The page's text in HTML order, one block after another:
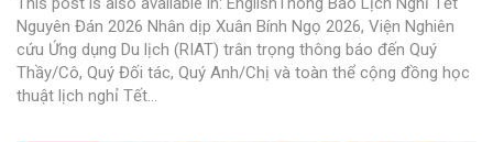
Nguyên Đán 2026 Nhân dịp Xuân Bính Ngọ 2026, Viện Nghiên
cứu Ứng dụng Du lịch (RIAT) trân trọng thông báo đến Quý
Thầy/Cô, Quý Đối tác, Quý Anh/Chị và toàn thể cộng đồng học
thuật lịch nghỉ Tết...